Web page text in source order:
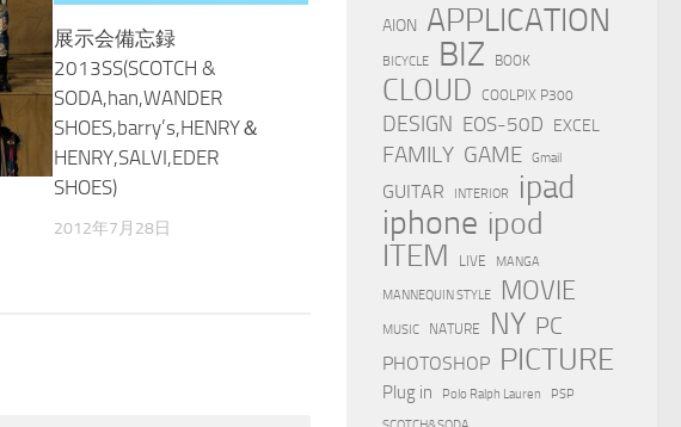
展示会備忘録
2013SS(SCOTCH &
SODA,han,WANDER
SHOES,barry’s,HENRY＆
HENRY,SALVI,EDER
SHOES)
2012年7月28日
AION APPLICATION
BICYCLE BIZ BOOK
CLOUD COOLPIX P300
DESIGN EOS-50D EXCEL
FAMILY GAME Gmail
GUITAR INTERIOR ipad
iphone ipod
ITEM
LIVE MANGA
MANNEQUIN STYLE MOVIE
MUSIC NATURE NY PC
PHOTOSHOP PICTURE
Plug in Polo Ralph Lauren
PSP